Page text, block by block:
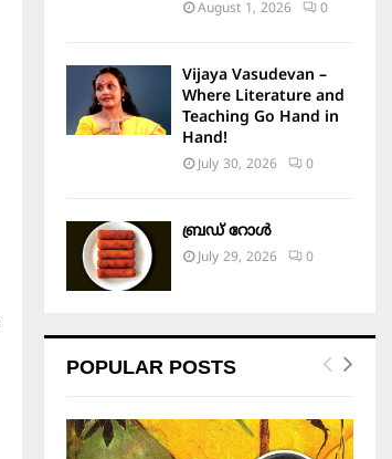
August 1, 2026 0
Vijaya Vasudevan –
Where Literature and
Teaching Go Hand in
Hand!
July 30, 2026 0
ബ്രഡ് റോൾ
July 29, 2026 0
POPULAR POSTS